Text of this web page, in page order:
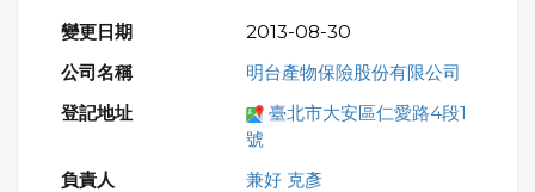
2013-08-30
明台產物保險股份有限公司
臺北市大安區仁愛路4段1
號
兼好 克彥